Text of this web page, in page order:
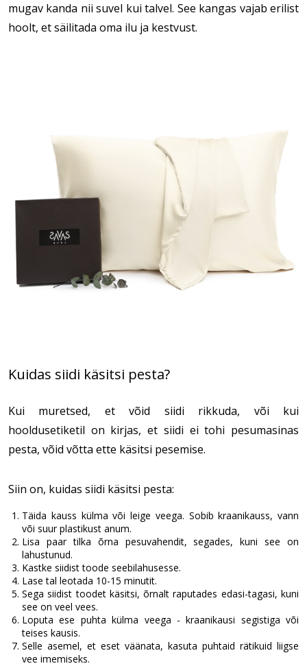
mugav kanda nii suvel kui talvel. See kangas vajab erilist
hoolt, et säilitada oma ilu ja kestvust.
Kuidas siidi käsitsi pesta?
Kui muretsed, et võid siidi rikkuda, või kui
hooldusetiketil on kirjas, et siidi ei tohi pesumasinas
pesta, võid võtta ette käsitsi pesemise.
Siin on, kuidas siidi käsitsi pesta:
Täida kauss külma või leige veega. Sobib kraanikauss, vann
või suur plastikust anum.
Lisa paar tilka õrna pesuvahendit, segades, kuni see on
lahustunud.
Kastke siidist toode seebilahusesse.
Lase tal leotada 10-15 minutit.
Sega siidist toodet käsitsi, õrnalt raputades edasi-tagasi, kuni
see on veel vees.
Loputa ese puhta külma veega - kraanikausi segistiga või
teises kausis.
Selle asemel, et eset väänata, kasuta puhtaid rätikuid liigse
vee imemiseks.